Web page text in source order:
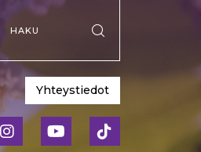
Hae sivustolta
Yhteystiedot